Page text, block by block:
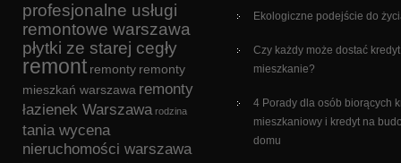
profesjonalne usługi
remontowe warszawa
płytki ze starej cegły
remont remonty remonty
mieszkań warszawa remonty
łazienek Warszawa rodzina
tania wycena
nieruchomości warszawa
Ekologiczne podejście do
Czy każdy może dostać
mieszkanie?
4 Porady dla osób biorących
mieszkaniowy i kredyt na
domu